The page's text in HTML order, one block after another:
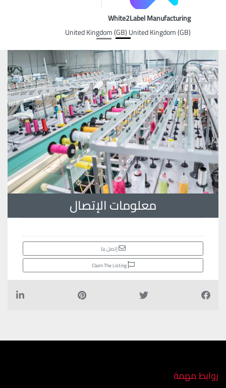
White2Label Manufacturing
United Kingdom (GB) United Kingdom (GB)
معلومات الإتصال
إتصل بنا
Claim The Listing
روابط مهمة